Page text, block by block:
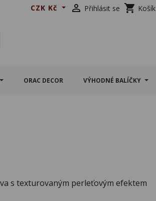
CZK Kč  Přihlásit se shopping_cart Košík
ORAC DECOR VÝHODNÉ BALÍČKY
s texturovaným perleťovým efektem